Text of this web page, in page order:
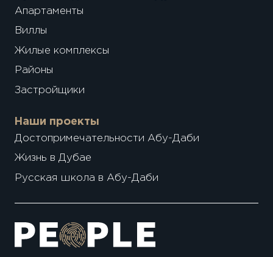
Апартаменты
Виллы
Жилые комплексы
Районы
Застройщики
Наши проекты
Достопримечательности Абу-Даби
Жизнь в Дубае
Русская школа в Абу-Даби